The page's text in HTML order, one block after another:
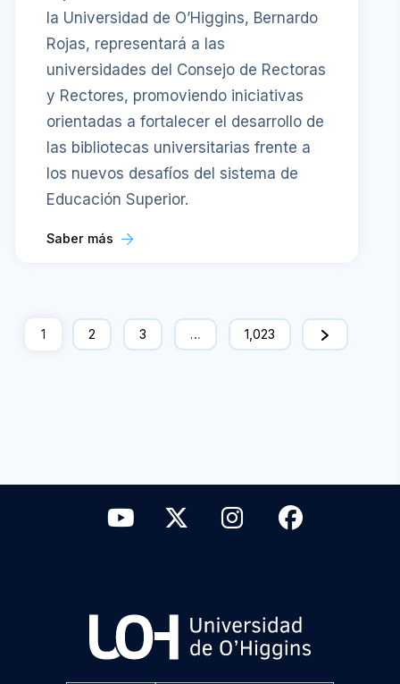
la Universidad de O’Higgins, Bernardo
Rojas, representará a las
universidades del Consejo de Rectoras
y Rectores, promoviendo iniciativas
orientadas a fortalecer el desarrollo de
las bibliotecas universitarias frente a
los nuevos desafíos del sistema de
Educación Superior.
Saber más
1 2 3 … 1,023